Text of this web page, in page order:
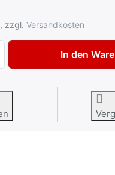
zzgl. Versandkosten
Lackiermaske Gerson
In den